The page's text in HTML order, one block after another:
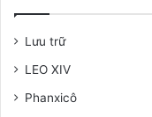
Lưu trữ
LEO XIV
Phanxicô